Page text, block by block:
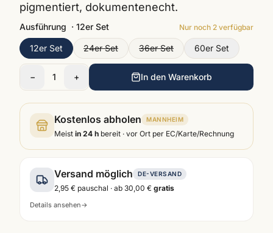
pigmentiert, dokumentenecht.
Ausführung · 12er Set Nur noch 2 verfügbar
12er Set 24er Set 36er Set 60er Set
− 1 + In den Warenkorb
Kostenlos abholen MANNHEIM
Meist in 24 h bereit · vor Ort per EC/Karte/Rechnung
Versand möglich DE-VERSAND
2,95 € pauschal · ab 30,00 € gratis
Details ansehen→